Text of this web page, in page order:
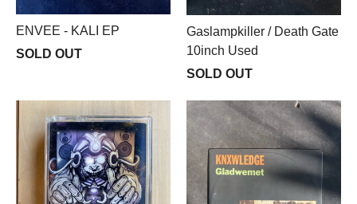
ENVEE - KALI EP
SOLD OUT
Gaslampkiller / Death Gate
10inch Used
SOLD OUT